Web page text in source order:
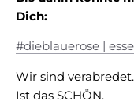
Dich:
#dieblauerose |
Wir sind verabredet.
Ist das SCHÖN.